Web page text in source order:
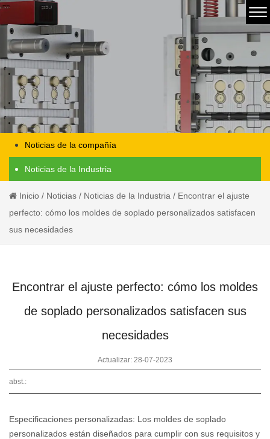
Noticias de la compañía
Noticias de la Industria
Inicio / Noticias / Noticias de la Industria / Encontrar el ajuste
perfecto: cómo los moldes de soplado personalizados satisfacen
sus necesidades
Encontrar el ajuste perfecto: cómo los moldes
de soplado personalizados satisfacen sus
necesidades
Actualizar: 28-07-2023
abst.:
Especificaciones personalizadas: Los moldes de soplado
personalizados están diseñados para cumplir con sus requisitos y